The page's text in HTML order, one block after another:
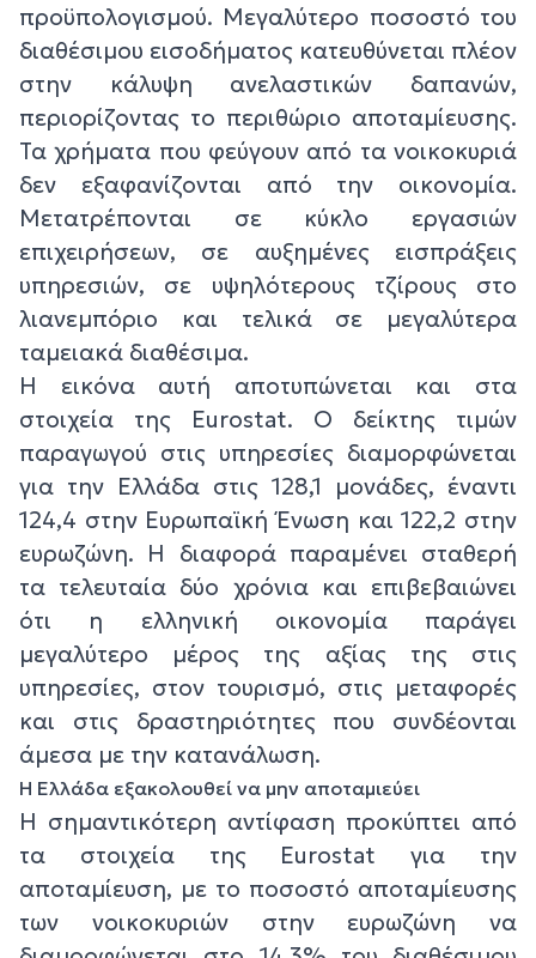
προϋπολογισμού. Μεγαλύτερο ποσοστό του
διαθέσιμου εισοδήματος κατευθύνεται πλέον
στην κάλυψη ανελαστικών δαπανών,
περιορίζοντας το περιθώριο αποταμίευσης.
Τα χρήματα που φεύγουν από τα νοικοκυριά
δεν εξαφανίζονται από την οικονομία.
Μετατρέπονται σε κύκλο εργασιών
επιχειρήσεων, σε αυξημένες εισπράξεις
υπηρεσιών, σε υψηλότερους τζίρους στο
λιανεμπόριο και τελικά σε μεγαλύτερα
ταμειακά διαθέσιμα.
Η εικόνα αυτή αποτυπώνεται και στα
στοιχεία της Eurostat. Ο δείκτης τιμών
παραγωγού στις υπηρεσίες διαμορφώνεται
για την Ελλάδα στις 128,1 μονάδες, έναντι
124,4 στην Ευρωπαϊκή Ένωση και 122,2 στην
ευρωζώνη. Η διαφορά παραμένει σταθερή
τα τελευταία δύο χρόνια και επιβεβαιώνει
ότι η ελληνική οικονομία παράγει
μεγαλύτερο μέρος της αξίας της στις
υπηρεσίες, στον τουρισμό, στις μεταφορές
και στις δραστηριότητες που συνδέονται
άμεσα με την κατανάλωση.
Η Ελλάδα εξακολουθεί να μην αποταμιεύει
Η σημαντικότερη αντίφαση προκύπτει από
τα στοιχεία της Eurostat για την
αποταμίευση, με το ποσοστό αποταμίευσης
των νοικοκυριών στην ευρωζώνη να